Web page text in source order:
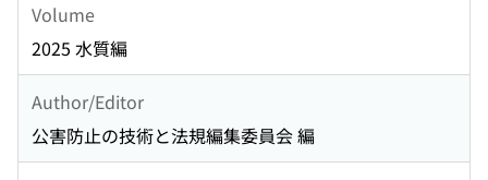
Volume
2025 水質編
Author/Editor
公害防止の技術と法規編集委員会 編